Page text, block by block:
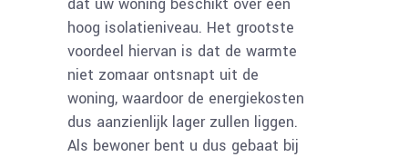
hoog isolatieniveau. Het grootste
voordeel hiervan is dat de warmte
niet zomaar ontsnapt uit de
woning, waardoor de energiekosten
dus aanzienlijk lager zullen liggen.
Als bewoner bent u dus gebaat bij